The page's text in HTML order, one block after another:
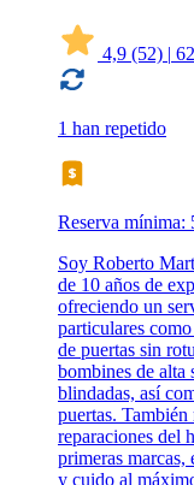
4,9 (52) |
1 han repetido
Reserva mínima:
Soy Roberto
de 10 años de
ofreciendo un
particulares
de puertas sin
bombines de alta
blindadas, así
puertas.
reparaciones del
primeras marcas,
y cuido al